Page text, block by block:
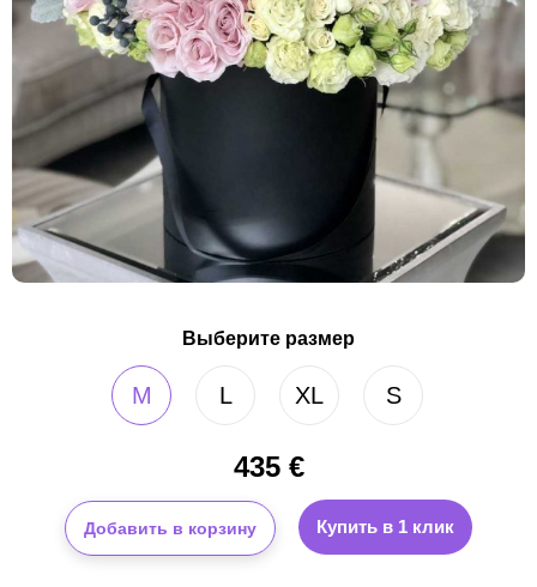
Выберите размер
M L XL S
435€
Добавить в корзину Купить в 1 клик